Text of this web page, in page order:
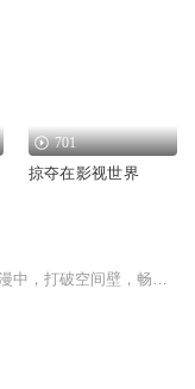
701
掠夺在影视世界